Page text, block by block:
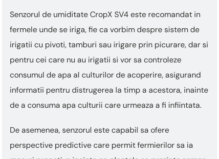
Senzorul de umiditate CropX SV4 este recomandat in
fermele unde se iriga, fie ca vorbim despre sistem de
irigatii cu pivoti, tamburi sau irigare prin picurare, dar si
pentru cei care nu au irigatii si vor sa controleze
consumul de apa al culturilor de acoperire, asigurand
informatii pentru distrugerea la timp a acestora, inainte
de a consuma apa culturii care urmeaza a fi infiintata.
De asemenea, senzorul este capabil sa ofere
perspective predictive care permit fermierilor sa ia